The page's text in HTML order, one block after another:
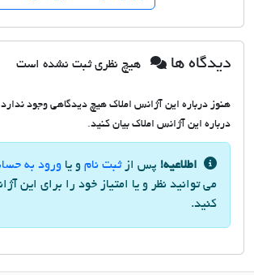
دیدگاه ها هیچ نظری ثبت نشده است
هنوز درباره این آژانس املاک هیچ دیدگاهی وجود
درباره این آژانس املاک بیان کنید.
اطلاعیه! پس ازثبت نام و یا ورود به
می توانید نظر و یا امتیاز خود را برای این
کنید.